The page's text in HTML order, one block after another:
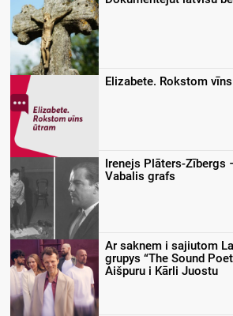
Elizabete. Rokstom
Irenejs Plāters-Zībergs
Vabalis grafs
Ar saknem i sajiutom
grupys “The Sound
Aišpuru i Kārli Juostu